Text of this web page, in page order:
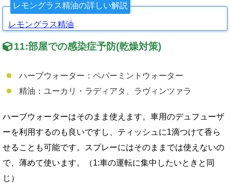
レモングラス精油の詳しい解説
レモングラス精油
11:部屋での感染症予防(乾燥対策)
ハーブウォーター：ペパーミントウォーター
精油：ユーカリ・ラディアタ、ラヴィンツァラ
ハーブウォーターはそのまま使えます。車用のデュフューザ
ーを利用するのも良いですし、ティッシュに1滴つけて香ら
せることも可能です。スプレーにはそのままでは使えないの
で、薄めて使います。（1:車の運転に集中したいときと同
じ）